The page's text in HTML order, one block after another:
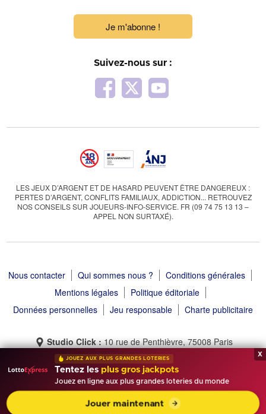
Je m'abonne !
Suivez-nous sur :
LES JEUX D’ARGENT ET DE HASARD PEUVENT ÊTRE DANGEREUX :
PERTES D’ARGENT, CONFLITS FAMILIAUX, ADDICTION... RETROUVEZ
NOS CONSEILS SUR JOUEURS-INFO-SERVICE. FR (09 74 75 13 13 –
APPEL NON SURTAXÉ).
Nous contacter Qui sommes nous ?
Conditions générales
Mentions légales
Politique éditoriale
Données personnelles
Jeu responsable Charte publicitaire
Studio Click :10 rue de Penthièvre, 75008 Paris
Tirage Gagnant © 2013 - 2026 - Tous droits réservés
x
JOUEZ AUX PLUS GRANDES LOTERIES
Tentez les plus gros jackpots
Jouez en ligne aux plus grandes loteries du monde
Jouer maintenant